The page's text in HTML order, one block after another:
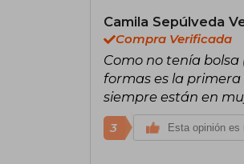
Camila Sepúlveda
Compra Verificada
Como no tenía
formas es la
siempre están en
3 Esta opinión es